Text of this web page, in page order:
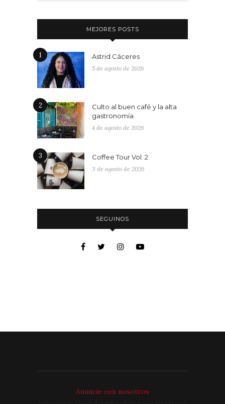
MEJORES POSTS
1 Astrid Cáceres
5 de agosto de 2026
2
Culto al buen café y la alta
gastronomía
4 de agosto de 2026
3 Coffee Tour Vol. 2
3 de agosto de 2026
SEGUINOS
Anuncie con nosotros